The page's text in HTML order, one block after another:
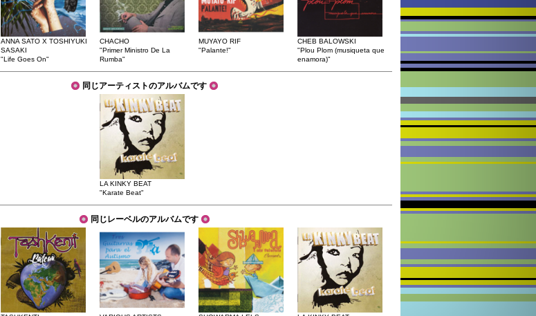
ANNA SATO X TOSHIYUKI
SASAKI
"Life Goes On"
CHACHO
"Primer Ministro De La
Rumba"
MUYAYO RIF
"Palante!"
CHEB BALOWSKI
"Plou Plom (musiqueta que
enamora)"
同じアーティストのアルバムです
LA KINKY BEAT
"Karate Beat"
同じレーベルのアルバムです